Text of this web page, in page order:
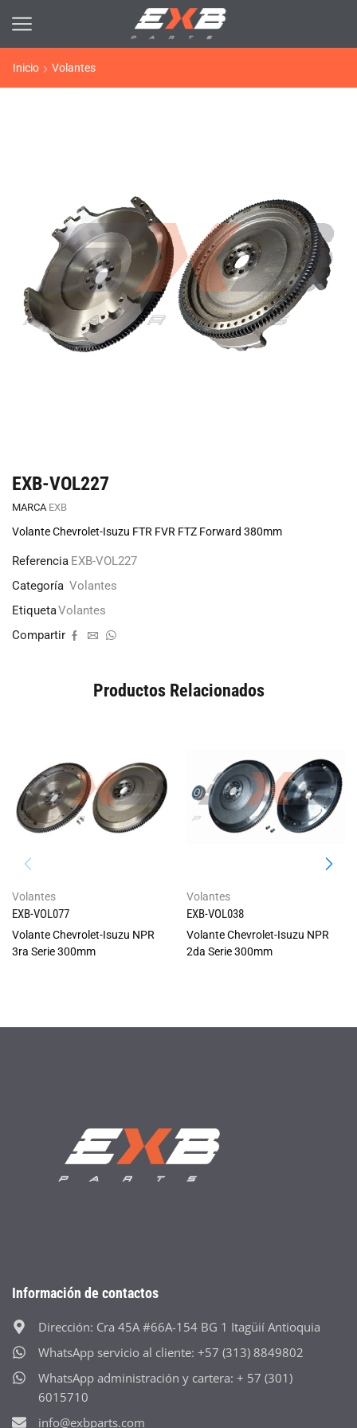
Inicio Volantes
EXB-VOL227
MARCA EXB
Volante Chevrolet-Isuzu FTR FVR FTZ Forward 380mm
Referencia EXB-VOL227
Categoría Volantes
EtiquetaVolantes
Compartir
Productos Relacionados
Volantes
EXB-VOL077
Volante Chevrolet-Isuzu NPR
3ra Serie 300mm
Volantes
EXB-VOL038
Volante Chevrolet-Isuzu NPR
2da Serie 300mm
Información de contactos
Dirección: Cra 45A #66A-154 BG 1 Itagüií Antioquia
WhatsApp servicio al cliente: +57 (313) 8849802
WhatsApp administración y cartera: + 57 (301)
6015710
info@exbparts.com